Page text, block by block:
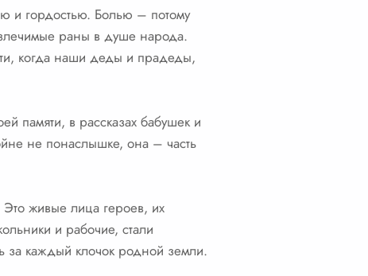
и гордостью. Болью – потому
раны в душе народа.
когда наши деды и прадеды,
памяти, в рассказах бабушек и
не понаслышке, она – часть
Это живые лица героев, их
и рабочие, стали
за каждый клочок родной земли.